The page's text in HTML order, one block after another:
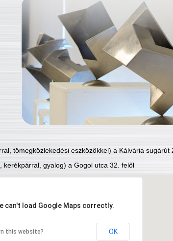
tömegközlekedési eszközökkel) a Kálvária sugárút
kerékpárral, gyalog) a Gogol utca 32. felől
can't load Google Maps correctly.
this website? OK